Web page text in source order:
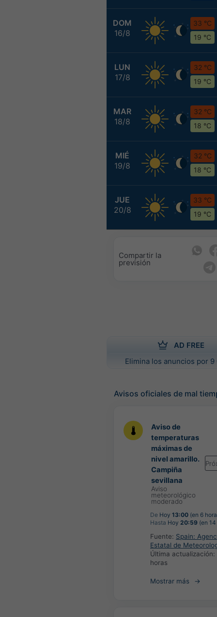
DOM
16/8
33 °C
19 °C
LUN
17/8
32 °C
19 °C
MAR
18/8
32 °C
18 °C
MIÉ
19/8
32 °C
18 °C
JUE
20/8
33 °C
19 °C
Compartir la
previsión
AD FREE
Elimina los anuncios por 9
Avisos oficiales de mal
Aviso de
temperaturas
máximas de
nivel amarillo.
Campiña
sevillana
Aviso
meteorológico
moderado
De Hoy 13:00 (en 6
Hasta Hoy 20:59 (en
Fuente: Spain:
Estatal de
Última actualización:
horas
Mostrar más